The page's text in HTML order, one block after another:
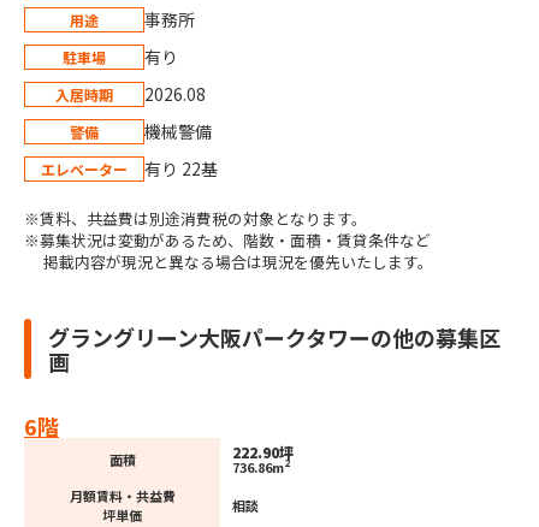
用途 事務所
駐車場 有り
入居時期 2026.08
警備 機械警備
エレベーター 有り 22基
※賃料、共益費は別途消費税の対象となります。
※募集状況は変動があるため、階数・面積・賃貸条件など
掲載内容が現況と異なる場合は現況を優先いたします。
グラングリーン大阪パークタワーの他の募集区
画
6階
面積 222.90坪
736.86m2
月額賃料・共益費
坪単価
相談